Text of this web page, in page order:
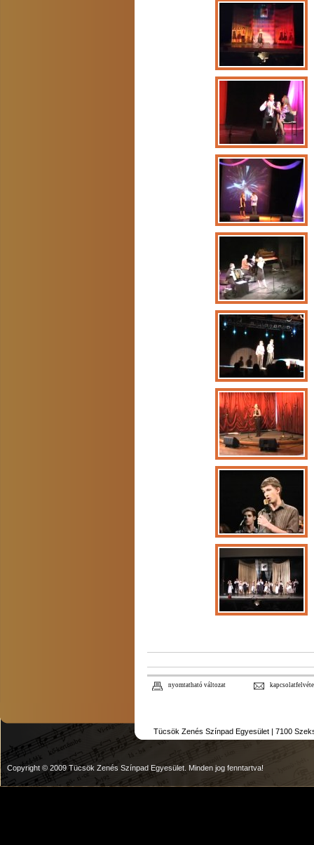
nyomtatható változat
Tücsök Zenés Színpad Egyesület | 7100
Copyright © 2009 Tücsök Zenés Színpad Egyesület. Minden jog fenntartva!